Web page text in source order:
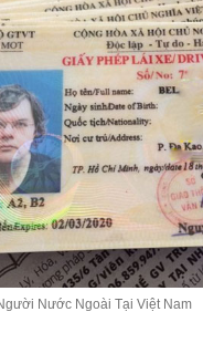
Nước Ngoài Tại Việt Nam